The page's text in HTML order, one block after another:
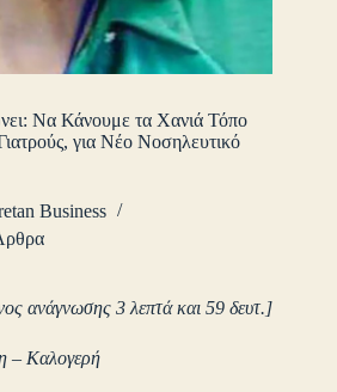
Να Κάνουμε τα Χανιά Τόπο
για Νέο Νοσηλευτικό
Business
ανάγνωσης 3 λεπτά και 59 δευτ.]
– Καλογερή